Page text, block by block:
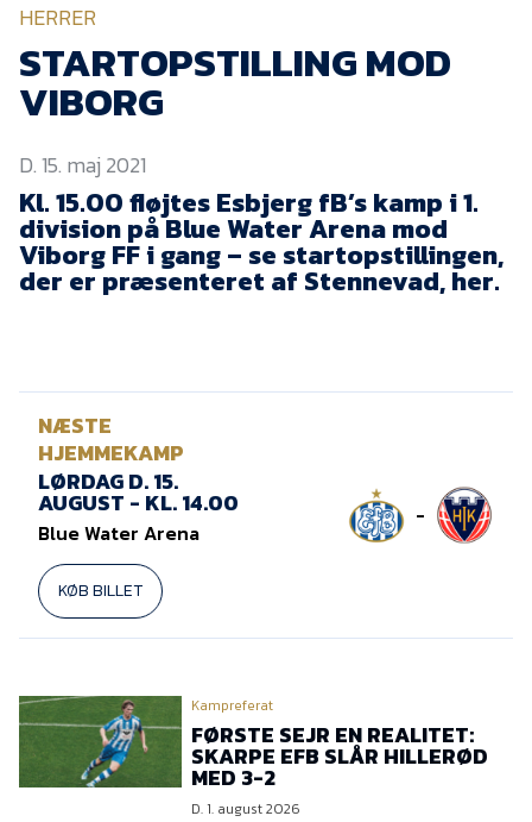
NYHEDER
Sydvestjysk Fodbold
Samarbejde
Partnere
Job i EfB
Presse
HERRER
STARTOPSTILLING MOD
VIBORG
D. 15. maj 2021
Kl. 15.00 fløjtes Esbjerg fB’s kamp i 1.
division på Blue Water Arena mod
Viborg FF i gang – se startopstillingen,
der er præsenteret af Stennevad, her.
NÆSTE
HJEMMEKAMP
LØRDAG D. 15.
AUGUST - KL. 14.00
Blue Water Arena
KØB BILLET
-
Kampreferat
FØRSTE SEJR EN REALITET:
SKARPE EFB SLÅR HILLERØD
MED 3-2
D. 1. august 2026